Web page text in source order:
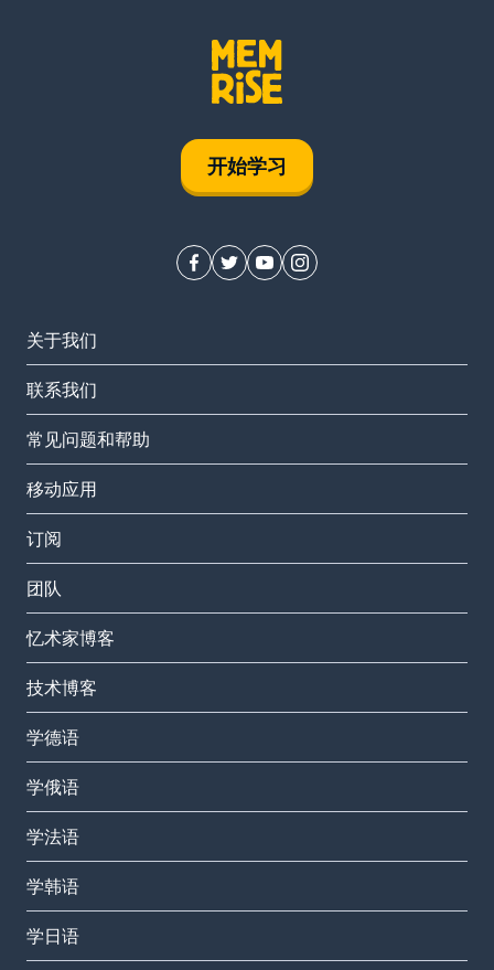
开始学习
关于我们
联系我们
常见问题和帮助
移动应用
订阅
团队
忆术家博客
技术博客
学德语
学俄语
学法语
学韩语
学日语